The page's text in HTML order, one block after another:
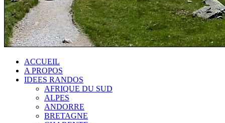
ACCUEIL
A PROPOS
IDEES RANDOS
AFRIQUE DU SUD
ALPES
ANDORRE
BRETAGNE